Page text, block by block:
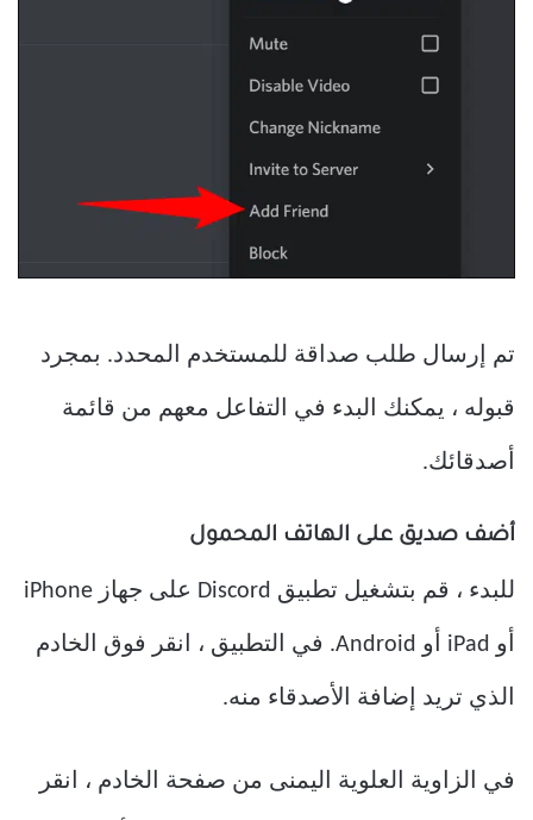
تم إرسال طلب صداقة للمستخدم المحدد. بمجرد
قبوله ، يمكنك البدء في التفاعل معهم من قائمة
أصدقائك.
أضف صديق على الهاتف المحمول
للبدء ، قم بتشغيل تطبيق Discord على جهاز iPhone
أو iPad أو Android. في التطبيق ، انقر فوق الخادم
الذي تريد إضافة الأصدقاء منه.
في الزاوية العلوية اليمنى من صفحة الخادم ، انقر